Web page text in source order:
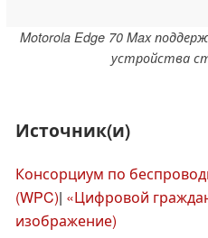
Motorola Edge 70 Max
устройства
Источник(и)
Консорциум по
(WPC)| «Цифровой
изображение)